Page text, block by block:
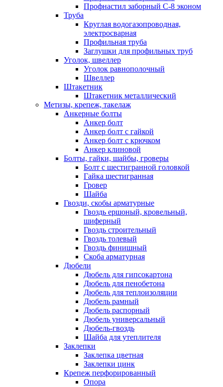
Профнастил заборный С-8 эконом
Труба
Круглая водогазопроводная,
электросварная
Профильная труба
Заглушки для профильных труб
Уголок, швеллер
Уголок равнополочный
Швеллер
Штакетник
Штакетник металлический
Метизы, крепеж, такелаж
Анкерные болты
Анкер болт
Анкер болт с гайкой
Анкер болт с крючком
Анкер клиновой
Болты, гайки, шайбы, гроверы
Болт c шестигранной головкой
Гайка шестигранная
Гровер
Шайба
Гвозди, скобы арматурные
Гвоздь ершоный, кровельный,
шиферный
Гвоздь строительный
Гвоздь толевый
Гвоздь финишный
Скоба арматурная
Дюбели
Дюбель для гипсокартона
Дюбель для пенобетона
Дюбель для теплоизоляции
Дюбель рамный
Дюбель распорный
Дюбель универсальный
Дюбель-гвоздь
Шайба для утеплителя
Заклепки
Заклепка цветная
Заклепки цинк
Крепеж перфорированный
Опора